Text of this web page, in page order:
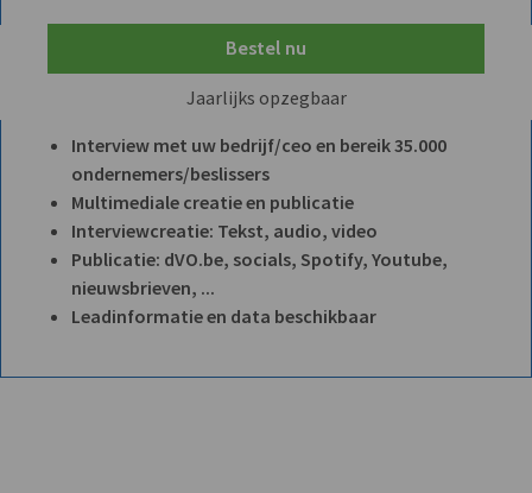
Bestel nu
Jaarlijks opzegbaar
Interview met uw bedrijf/ceo en bereik 35.000
ondernemers/beslissers
Multimediale creatie en publicatie
Interviewcreatie: Tekst, audio, video
Publicatie: dVO.be, socials, Spotify, Youtube,
nieuwsbrieven, ...
Leadinformatie en data beschikbaar